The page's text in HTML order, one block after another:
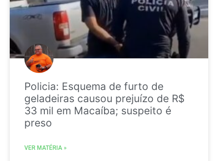
Policia: Esquema de furto de
geladeiras causou prejuízo de R$
33 mil em Macaíba; suspeito é
preso
VER MATÉRIA »